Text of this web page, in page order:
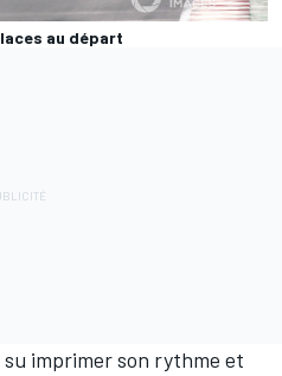
au départ
imprimer son rythme et